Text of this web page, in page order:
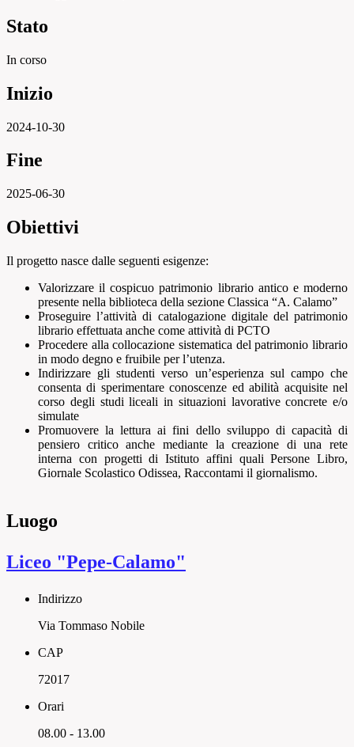
Stato
In corso
Inizio
2024-10-30
Fine
2025-06-30
Obiettivi
Il progetto nasce dalle seguenti esigenze:
Valorizzare il cospicuo patrimonio librario antico e moderno
presente nella biblioteca della sezione Classica “A. Calamo”
Proseguire l’attività di catalogazione digitale del patrimonio
librario effettuata anche come attività di PCTO
Procedere alla collocazione sistematica del patrimonio librario
in modo degno e fruibile per l’utenza.
Indirizzare gli studenti verso un’esperienza sul campo che
consenta di sperimentare conoscenze ed abilità acquisite nel
corso degli studi liceali in situazioni lavorative concrete e/o
simulate
Promuovere la lettura ai fini dello sviluppo di capacità di
pensiero critico anche mediante la creazione di una rete
interna con progetti di Istituto affini quali Persone Libro,
Giornale Scolastico Odissea, Raccontami il giornalismo.
Luogo
Liceo "Pepe-Calamo"
Indirizzo
Via Tommaso Nobile
CAP
72017
Orari
08.00 - 13.00